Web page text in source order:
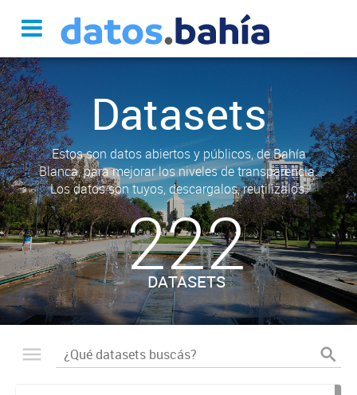
Datasets
Estos son datos abiertos y públicos, de Bahía
Blanca, para mejorar los niveles de transparencia.
Los datos son tuyos, descargalos, reutilizalos.
222
DATASETS